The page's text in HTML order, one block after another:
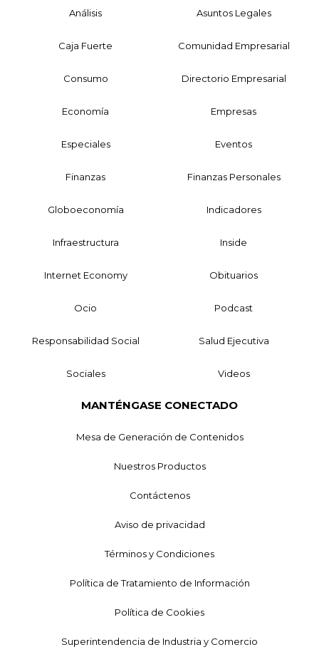
Análisis Asuntos Legales
Caja Fuerte Comunidad Empresarial
Consumo Directorio Empresarial
Economía Empresas
Especiales Eventos
Finanzas Finanzas Personales
Globoeconomía Indicadores
Infraestructura Inside
Internet Economy Obituarios
Ocio Podcast
Responsabilidad Social Salud Ejecutiva
Sociales Videos
MANTÉNGASE CONECTADO
Mesa de Generación de Contenidos
Nuestros Productos
Contáctenos
Aviso de privacidad
Términos y Condiciones
Política de Tratamiento de Información
Política de Cookies
Superintendencia de Industria y Comercio